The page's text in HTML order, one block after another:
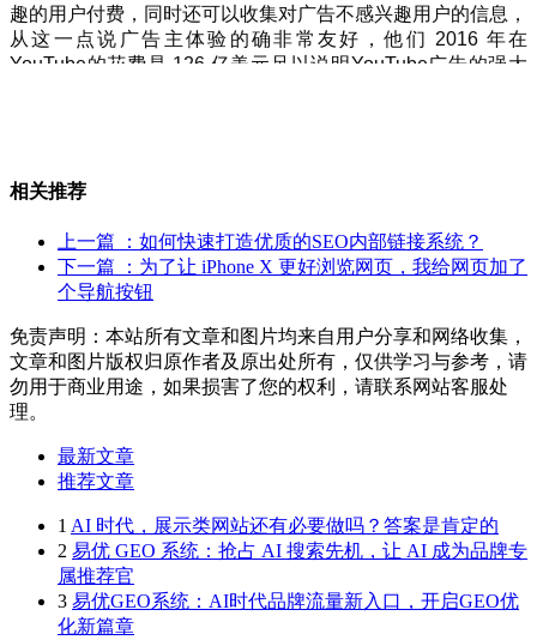
趣的用户付费，同时还可以收集对广告不感兴趣用户的信息，
从这一点说广告主体验的确非常友好，他们 2016 年在
YouTube的花费是 126 亿美元足以说明YouTube广告的强大
经常在视频里呼吁大家不要跳过前贴片广告，因为跳过了广告
听到这里，很多人又开始说，比起Facebook视频广告看了超
过 3 秒就收费，YouTube也太厚道了吧！
其实不然，这无关厚道，而是不同的竞价方式而已，同时也并
不意味着你在YouTube投放视频广告的成本就一定比
Facebook低。
按曝光竞价、按 3 秒播放竞价、按「播放完成」竞价只是三
种不同的竞价方式，当然，这三种竞价方式从广告主友好程度
相关推荐
上一篇
：如何快速打造优质的SEO内部链接系统？
下一篇
：为了让 iPhone X 更好浏览网页，我给网页加了
个导航按钮
免责声明：本站所有文章和图片均来自用户分享和网络收集，
文章和图片版权归原作者及原出处所有，仅供学习与参考，请
勿用于商业用途，如果损害了您的权利，请联系网站客服处
理。
最新文章
推荐文章
1 AI 时代，展示类网站还有必要做吗？答案是肯定的
2 易优 GEO 系统：抢占 AI 搜索先机，让 AI 成为品牌专
属推荐官
3 易优GEO系统：AI时代品牌流量新入口，开启GEO优
化新篇章